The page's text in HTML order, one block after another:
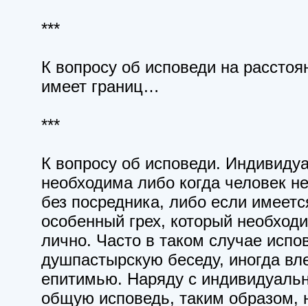
***
К вопросу об исповеди на
имеет границ…
***
К вопросу об исповеди.
необходима либо когда человек
без посредника, либо если
особенный грех, который
лично. Часто в таком случае
душпастырскую беседу, иногда
епитимью. Наряду с
общую исповедь, таким образом,